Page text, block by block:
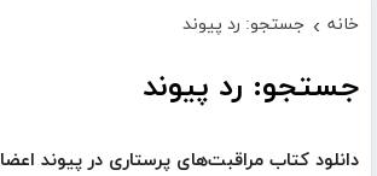
خانه › جستجو: رد پیوند
جستجو: رد پیوند
دانلود کتاب مراقبت‌های پرستاری در پیوند اعضا